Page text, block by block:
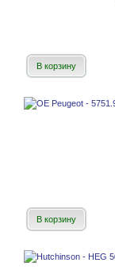
В корзину
В корзину